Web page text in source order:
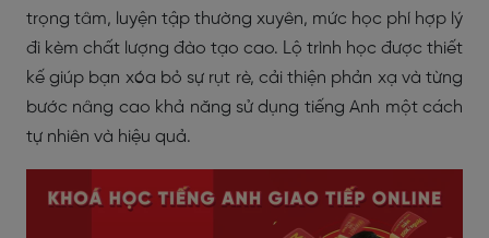
trọng tâm, luyện tập thường xuyên, mức học phí hợp lý
đi kèm chất lượng đào tạo cao. Lộ trình học được thiết
kế giúp bạn xóa bỏ sự rụt rè, cải thiện phản xạ và từng
bước nâng cao khả năng sử dụng tiếng Anh một cách
tự nhiên và hiệu quả.